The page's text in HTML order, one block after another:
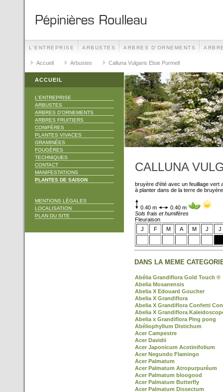
L'ENTREPRISE ARBUSTES ARBRES D'ORNEMENTS
TECHNIQUES CONTACT MANIFESTATIONS
Accueil Arbustes Calluna Vulgaris Elsie Purmell
ACCUEIL
L'ENTREPRISE
ARBUSTES
ARBRES D'ORNEMENTS
ARBRES FRUITIERS
CONIFÈRES
PLANTES VIVACES
GRAMINÉES
FOUGÈRES
TECHNIQUES
CONTACT
MANIFESTATIONS
PLANTES DE SAISON
MENTIONS LÉGALES
LOCALISATION
PLAN DU SITE
CALLUNA
bruyère d'été avec un feuillage vert
à planter dans de la terre de
0.40 m
0.40 m
Sols frais et humifères
Fleuraison
J
F M A M J J
DANS LA MEME
Abélia Grandiflora Gold Touch ®
Abelia Mosanensis
Abelia X Edouard Goucher
Abelia X Grandiflora
Abelia X Grandiflora Confetti
Abelia X Grandiflora
Abelia x Grandiflora Ping pong
Abéliophyllum Distichum
Acer Campestre
Acer Davidii
Acer Japonicum Acotinifolium
Acer Negundo Flamingo
Acer Palmatum
Acer Palmatum Atropurpuréum
Acer Palmatum bloogood
Acer Palmatum Butterfly
Acer Palmatum Dissectum